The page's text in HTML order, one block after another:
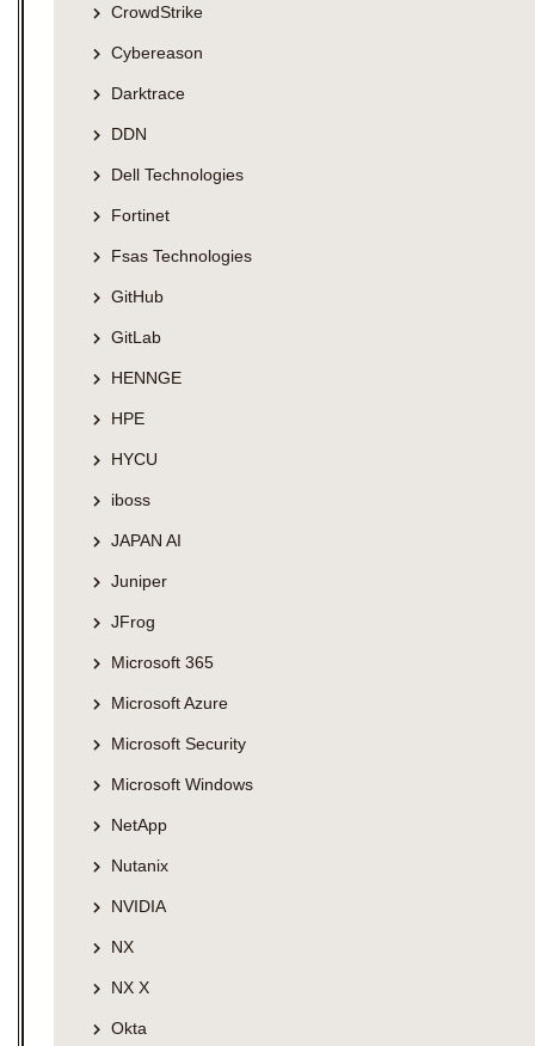
CrowdStrike
Cybereason
Darktrace
DDN
Dell Technologies
Fortinet
Fsas Technologies
GitHub
GitLab
HENNGE
HPE
HYCU
iboss
JAPAN AI
Juniper
JFrog
Microsoft 365
Microsoft Azure
Microsoft Security
Microsoft Windows
NetApp
Nutanix
NVIDIA
NX
NX X
Okta